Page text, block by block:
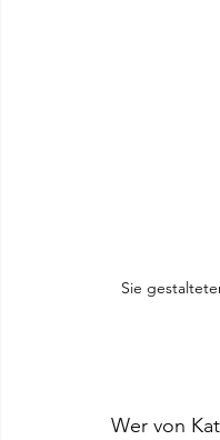
Sie
Wer von